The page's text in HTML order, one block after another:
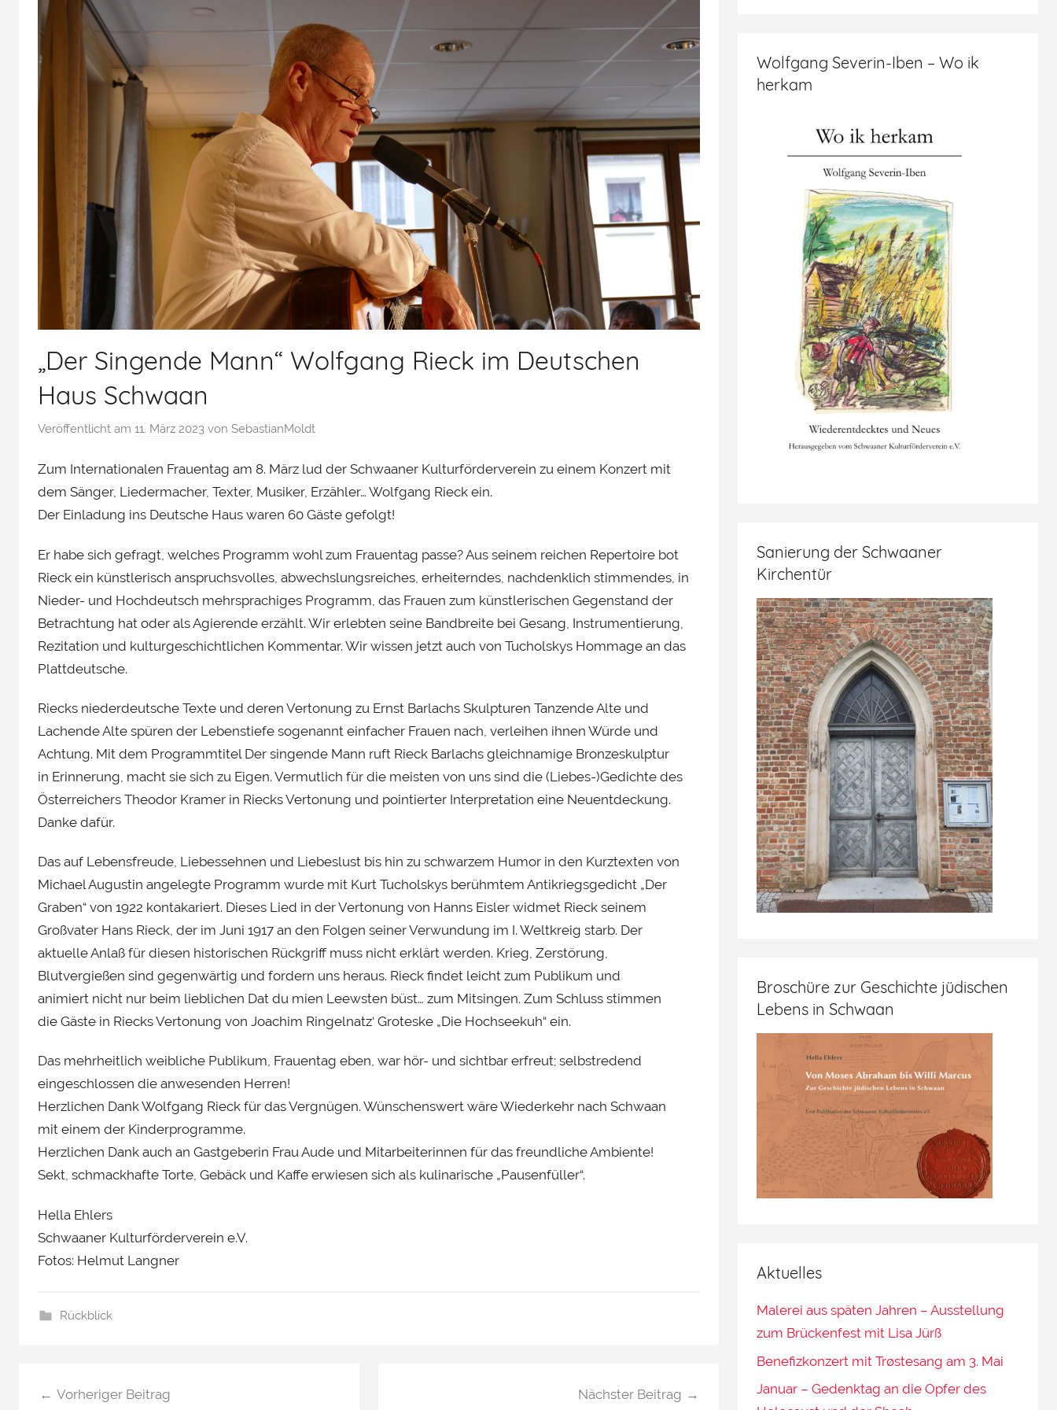
„Der Singende Mann“ Wolfgang Rieck im Deutschen
Haus Schwaan
Veröffentlicht am 11. März 2023 von SebastianMoldt
Zum Internationalen Frauentag am 8. März lud der Schwaaner Kulturförderverein zu einem Konzert mit
dem Sänger, Liedermacher, Texter, Musiker, Erzähler… Wolfgang Rieck ein.
Der Einladung ins Deutsche Haus waren 60 Gäste gefolgt!
Er habe sich gefragt, welches Programm wohl zum Frauentag passe? Aus seinem reichen Repertoire bot
Rieck ein künstlerisch anspruchsvolles, abwechslungsreiches, erheiterndes, nachdenklich stimmendes, in
Nieder- und Hochdeutsch mehrsprachiges Programm, das Frauen zum künstlerischen Gegenstand der
Betrachtung hat oder als Agierende erzählt. Wir erlebten seine Bandbreite bei Gesang, Instrumentierung,
Rezitation und kulturgeschichtlichen Kommentar. Wir wissen jetzt auch von Tucholskys Hommage an das
Plattdeutsche.
Riecks niederdeutsche Texte und deren Vertonung zu Ernst Barlachs Skulpturen Tanzende Alte und
Lachende Alte spüren der Lebenstiefe sogenannt einfacher Frauen nach, verleihen ihnen Würde und
Achtung. Mit dem Programmtitel Der singende Mann ruft Rieck Barlachs gleichnamige Bronzeskulptur
in Erinnerung, macht sie sich zu Eigen. Vermutlich für die meisten von uns sind die (Liebes-)Gedichte des
Österreichers Theodor Kramer in Riecks Vertonung und pointierter Interpretation eine Neuentdeckung.
Danke dafür.
Das auf Lebensfreude, Liebessehnen und Liebeslust bis hin zu schwarzem Humor in den Kurztexten von
Michael Augustin angelegte Programm wurde mit Kurt Tucholskys berühmtem Antikriegsgedicht „Der
Graben“ von 1922 kontakariert. Dieses Lied in der Vertonung von Hanns Eisler widmet Rieck seinem
Großvater Hans Rieck, der im Juni 1917 an den Folgen seiner Verwundung im I. Weltkreig starb. Der
aktuelle Anlaß für diesen historischen Rückgriff muss nicht erklärt werden. Krieg, Zerstörung,
Blutvergießen sind gegenwärtig und fordern uns heraus. Rieck findet leicht zum Publikum und
animiert nicht nur beim lieblichen Dat du mien Leewsten büst… zum Mitsingen. Zum Schluss stimmen
die Gäste in Riecks Vertonung von Joachim Ringelnatz‘ Groteske „Die Hochseekuh“ ein.
Das mehrheitlich weibliche Publikum, Frauentag eben, war hör- und sichtbar erfreut; selbstredend
eingeschlossen die anwesenden Herren!
Herzlichen Dank Wolfgang Rieck für das Vergnügen. Wünschenswert wäre Wiederkehr nach Schwaan
mit einem der Kinderprogramme.
Herzlichen Dank auch an Gastgeberin Frau Aude und Mitarbeiterinnen für das freundliche Ambiente!
Sekt, schmackhafte Torte, Gebäck und Kaffe erwiesen sich als kulinarische „Pausenfüller“.
Hella Ehlers
Schwaaner Kulturförderverein e.V.
Fotos: Helmut Langner
Rückblick
Vorheriger Beitrag Nächster Beitrag
Wolfgang Severin-Iben – Wo ik
herkam
Sanierung der Schwaaner
Kirchentür
Broschüre zur Geschichte jüdischen
Lebens in Schwaan
Aktuelles
Malerei aus späten Jahren – Ausstellung
zum Brückenfest mit Lisa Jürß
Benefizkonzert mit Trøstesang am 3. Mai
Januar – Gedenktag an die Opfer des